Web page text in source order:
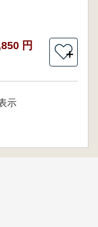
円
＋
示